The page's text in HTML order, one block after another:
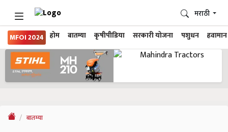
MFOI 2024 होम बातम्या कृषीपीडिया सरकारी योजना पशुधन हवामान
मराठी
बातम्या